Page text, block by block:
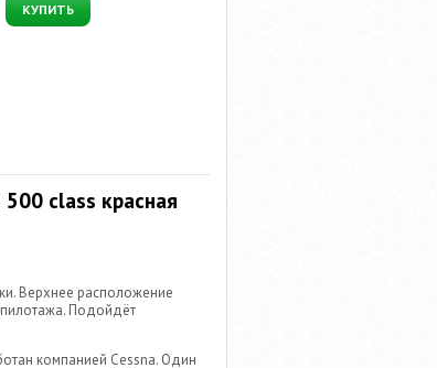
КУПИТЬ
class красная
Верхнее расположение
Подойдёт
компанией Cessna. Один